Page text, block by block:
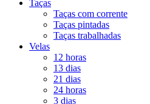
Taças
Taças com corrente
Taças pintadas
Taças trabalhadas
Velas
12 horas
13 dias
21 dias
24 horas
3 dias